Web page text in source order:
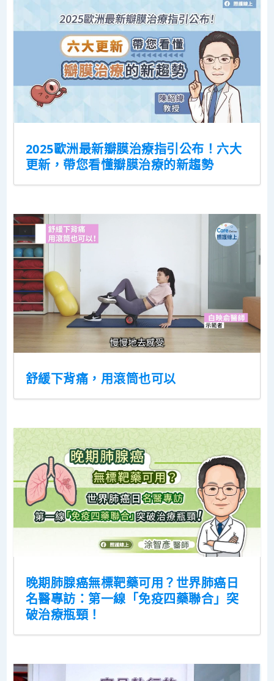
2025歐洲最新瓣膜治療指引公布！六大
更新，帶您看懂瓣膜治療的新趨勢
舒緩下背痛，用滾筒也可以
晚期肺腺癌無標靶藥可用？世界肺癌日
名醫專訪：第一線「免疫四藥聯合」突
破治療瓶頸！